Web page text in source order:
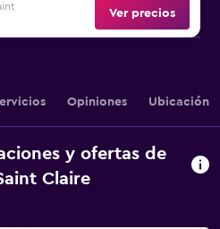
Ver precios
Opiniones Ubicación
y ofertas de
Claire